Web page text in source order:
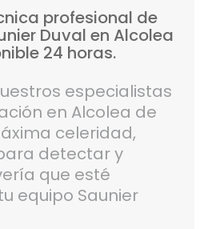
profesional de
Duval en Alcolea
24 horas.
especialistas
en Alcolea de
celeridad,
detectar y
que esté
equipo Saunier